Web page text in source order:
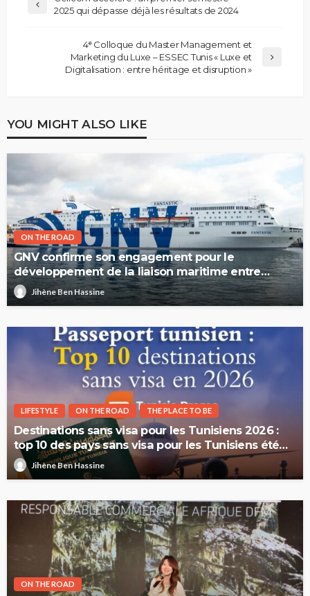
2025 qui dépasse déjà les résultats de 2024
4ᵉ Colloque du Master Management et
Marketing du Luxe – ESSEC Tunis « Luxe et
Digitalisation : entre héritage et disruption »
YOU MIGHT ALSO LIKE
ON THE ROAD
GNV confirme son engagement pour le
développement de la liaison maritime entre
l’Italie et la Tunisie
Jihène Ben Hassine
LIFESTYLE ON THE ROAD THE PLACE TO BE
Destinations sans visa pour les Tunisiens 2026 :
top 10 des pays sans visa pour les Tunisiens été
2026Jihène Ben Hassine
ON THE ROAD